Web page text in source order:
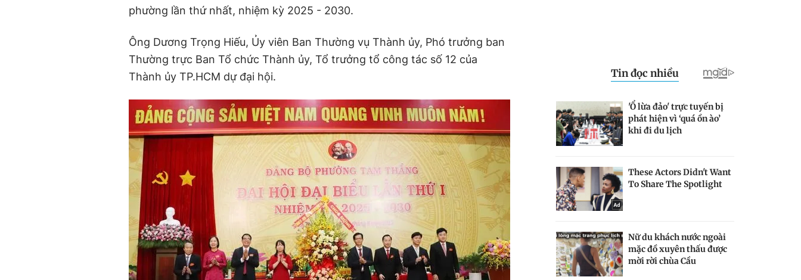
phường lần thứ nhất, nhiệm kỳ 2025 - 2030.
Ông Dương Trọng Hiếu, Ủy viên Ban Thường vụ Thành ủy, Phó trưởng ban
Thường trực Ban Tổ chức Thành ủy, Tổ trưởng tổ công tác số 12 của
Thành ủy TP.HCM dự đại hội.